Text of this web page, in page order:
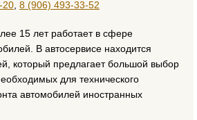
20 8 (906) 493-33-52
15 лет работает в сфере
В автосервисе находится
который предлагает большой выбор
для технического
автомобилей иностранных